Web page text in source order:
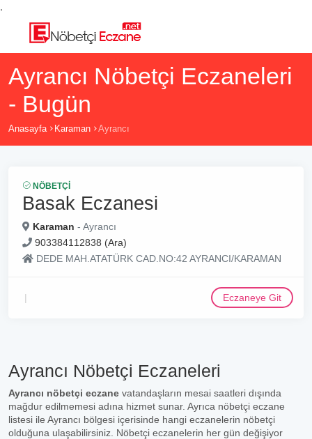
Ayrancı Nöbetçi Eczaneleri
- Bugün
Anasayfa Karaman Ayrancı
NÖBETÇI
Basak Eczanesi
Karaman - Ayrancı
903384112838 (Ara)
DEDE MAH.ATATÜRK CAD.NO:42 AYRANCI/KARAMAN
Eczaneye Git
Ayrancı Nöbetçi Eczaneleri
Ayrancı nöbetçi eczane vatandaşların mesai saatleri dışında
mağdur edilmemesi adına hizmet sunar. Ayrıca nöbetçi eczane
listesi ile Ayrancı bölgesi içerisinde hangi eczanelerin nöbetçi
olduğuna ulaşabilirsiniz. Nöbetçi eczanelerin her gün değişiyor